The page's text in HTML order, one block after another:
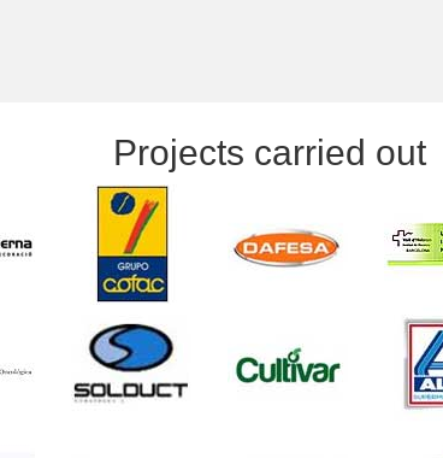
Projects carried out